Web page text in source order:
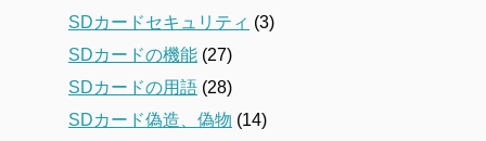
SDカードセキュリティ (3)
SDカードの機能 (27)
SDカードの用語 (28)
SDカード偽造、偽物 (14)